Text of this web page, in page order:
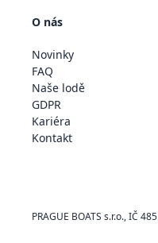
O nás
Novinky
FAQ
Naše lodě
GDPR
Kariéra
Kontakt
PRAGUE BOATS s.r.o., IČ